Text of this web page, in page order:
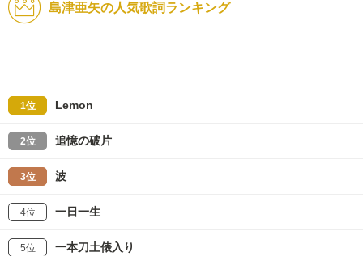
島津亜矢の人気歌詞ランキング
1位 Lemon
2位 追憶の破片
3位 波
4位 一日一生
5位 一本刀土俵入り